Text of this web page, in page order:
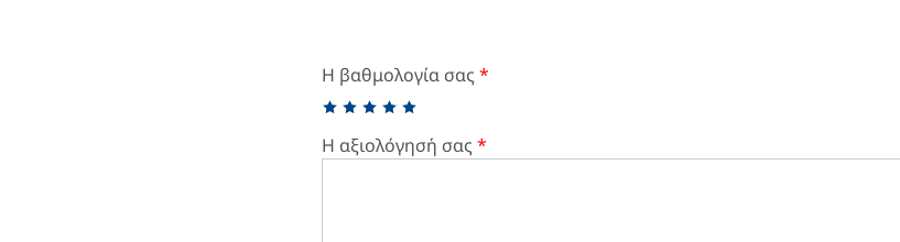
Η βαθμολογία σας *
Η αξιολόγησή σας *